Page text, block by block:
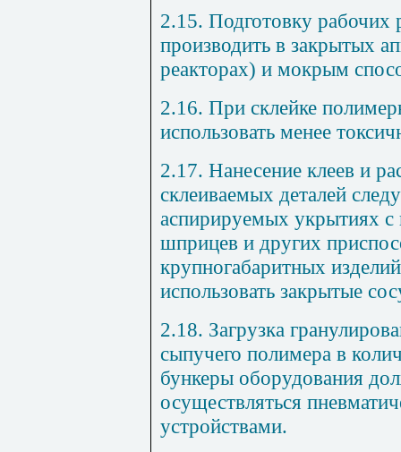
2.15. Подготовку рабочих
производить в закрытых
реакторах) и мокрым
2.16. При склейке
использовать менее
2.17. Нанесение клеев и
склеиваемых деталей
аспирируемых укрытиях
шприцев и других
крупногабаритных
использовать закрытые
2.18. Загрузка
сыпучего полимера в
бункеры оборудования
осуществляться
устройствами.